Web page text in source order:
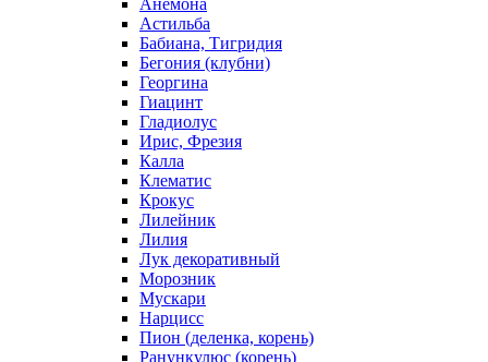
Анемона
Астильба
Бабиана, Тигридия
Бегония (клубни)
Георгина
Гиацинт
Гладиолус
Ирис, Фрезия
Калла
Клематис
Крокус
Лилейник
Лилия
Лук декоративный
Морозник
Мускари
Нарцисс
Пион (деленка, корень)
Ранункулюс (корень)